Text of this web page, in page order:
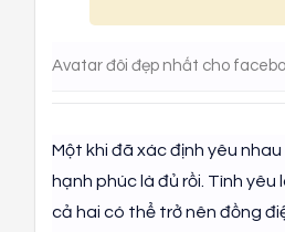
Avatar đôi đẹp nhất cho
Một khi đã xác định yêu
hạnh phúc là đủ rồi. Tình
cả hai có thể trở nên đồng